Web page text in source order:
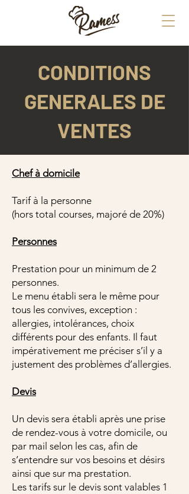
CONDITIONS
GENERALES DE
VENTES
Chef à domicile
Tarif à la personne
(hors total courses, majoré de 20%)
Personnes
Prestation pour un minimum de 2
personnes.
Le menu établi sera le même pour
tous les convives, exception :
allergies, intolérances, choix
différents pour des enfants. Il faut
impérativement me préciser s’il y a
justement des problèmes d’allergies.
Devis
Un devis sera établi après une prise
de rendez-vous à votre domicile, ou
par mail selon les cas, afin de
s’entendre sur vos besoins et désirs
ainsi que sur ma prestation.
Les tarifs sur le devis sont valables 1